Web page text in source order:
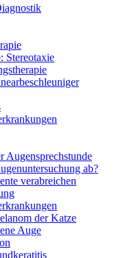
Stereotaxie
Augensprechstunde
ab?
verabreichen
der Katze
Auge